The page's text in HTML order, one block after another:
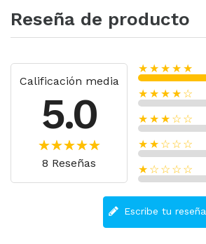
Reseña de producto
Calificación media
5.0
8 Reseñas
★★★★★
★★★★☆
★★★☆☆
★★☆☆☆
★☆☆☆☆
Escribe tu reseña